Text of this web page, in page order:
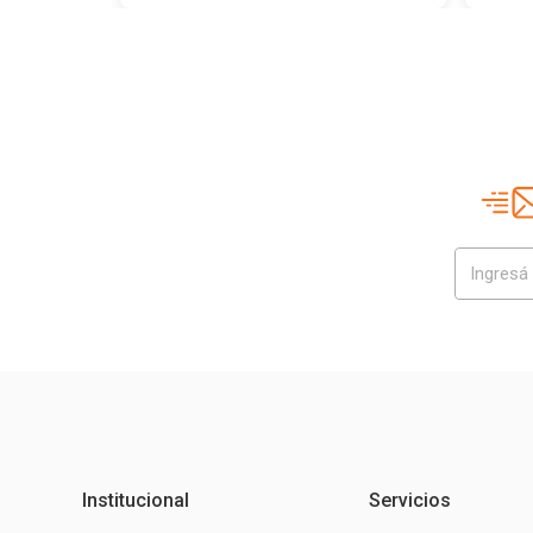
Institucional Servicios